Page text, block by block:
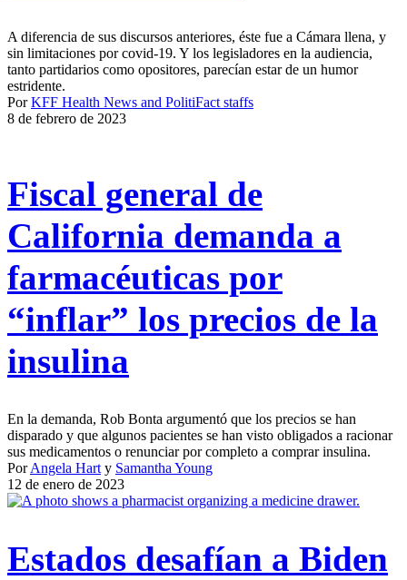
A diferencia de sus discursos anteriores, éste fue a Cámara llena, y
sin limitaciones por covid-19. Y los legisladores en la audiencia,
tanto partidarios como opositores, parecían estar de un humor
estridente.
PorKFF Health News and PolitiFact staffs
8 de febrero de 2023
Fiscal general de
California demanda a
farmacéuticas por
“inflar” los precios de la
insulina
En la demanda, Rob Bonta argumentó que los precios se han
disparado y que algunos pacientes se han visto obligados a racionar
sus medicamentos o renunciar por completo a comprar insulina.
PorAngela Hart y Samantha Young
12 de enero de 2023
Estados desafían a Biden